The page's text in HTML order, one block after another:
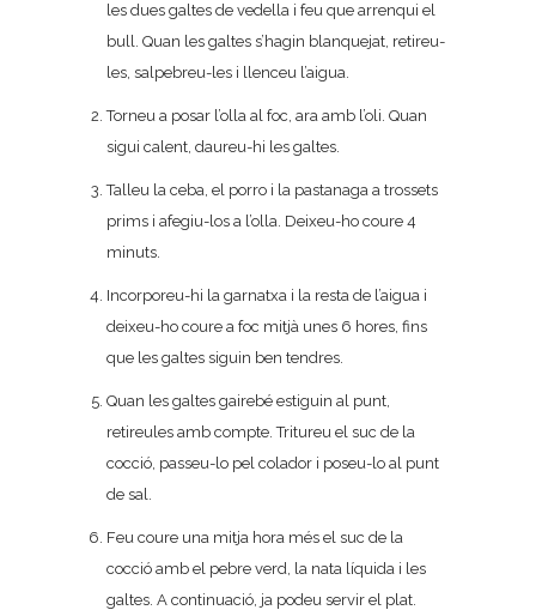
les dues galtes de vedella i feu que arrenqui el
bull. Quan les galtes s’hagin blanquejat, retireu-
les, salpebreu-les i llenceu l’aigua.
Torneu a posar l’olla al foc, ara amb l’oli. Quan
sigui calent, daureu-hi les galtes.
Talleu la ceba, el porro i la pastanaga a trossets
prims i afegiu-los a l’olla. Deixeu-ho coure 4
minuts.
Incorporeu-hi la garnatxa i la resta de l’aigua i
deixeu-ho coure a foc mitjà unes 6 hores, fins
que les galtes siguin ben tendres.
Quan les galtes gairebé estiguin al punt,
retireules amb compte. Tritureu el suc de la
cocció, passeu-lo pel colador i poseu-lo al punt
de sal.
Feu coure una mitja hora més el suc de la
cocció amb el pebre verd, la nata líquida i les
galtes. A continuació, ja podeu servir el plat.